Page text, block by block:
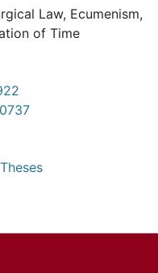
Law, Ecumenism,
of Time